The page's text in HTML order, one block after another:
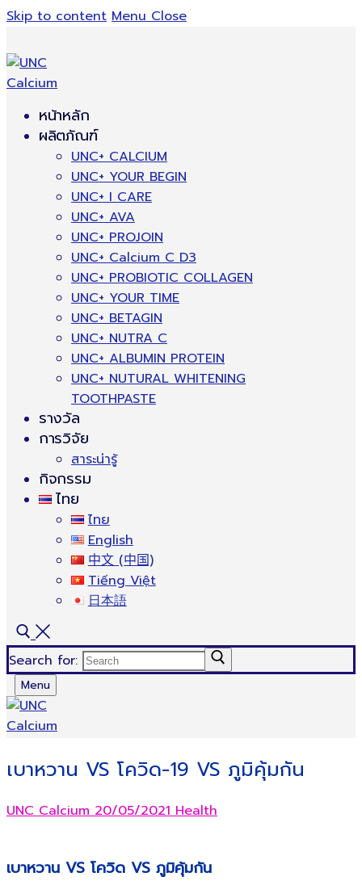
Skip to content Menu Close
หน้าหลัก
ผลิตภัณฑ์
UNC+ CALCIUM
UNC+ YOUR BEGIN
UNC+ I CARE
UNC+ AVA
UNC+ PROJOIN
UNC+ Calcium C D3
UNC+ PROBIOTIC COLLAGEN
UNC+ YOUR TIME
UNC+ BETAGIN
UNC+ NUTRA C
UNC+ ALBUMIN PROTEIN
UNC+ NUTURAL WHITENING
TOOTHPASTE
รางวัล
การวิจัย
สาระน่ารู้
กิจกรรม
ไทย
ไทย
English
中文 (中国)
Tiếng Việt
日本語
Search for:
Menu
เบาหวาน VS โควิด-19 VS ภูมิคุ้มกัน
UNC Calcium 20/05/2021Health
เบาหวาน VS โควิด VS ภูมิคุ้มกัน